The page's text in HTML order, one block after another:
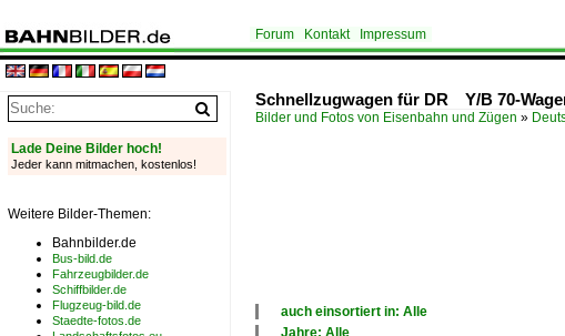
Forum Kontakt Impressum
Schnellzugwagen für DR Y/B 70-
Bilder und Fotos von Eisenbahn und Zügen »
auch einsortiert in: Alle
Jahre: Alle
Lade Deine Bilder hoch!
Jeder kann mitmachen, kostenlos!
Weitere Bilder-Themen:
Bahnbilder.de
Bus-bild.de
Fahrzeugbilder.de
Schiffbilder.de
Flugzeug-bild.de
Staedte-fotos.de